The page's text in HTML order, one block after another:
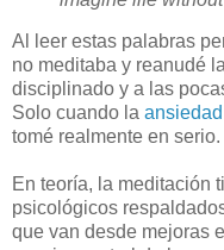
Al leer estas palabras
no meditaba y reanudé
disciplinado y a las
Solo cuando la ansiedad
tomé realmente en serio.
En teoría, la meditación
psicológicos
que van desde mejoras